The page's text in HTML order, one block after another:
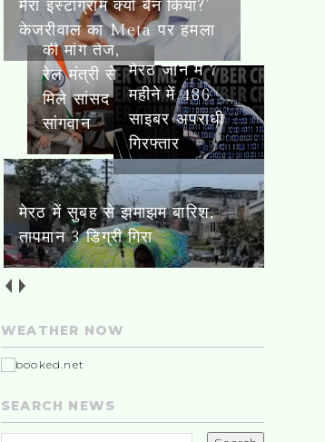
केजरीवाल का Meta पर हमला
नई रेल लाइन
की मांग तेज,
रेल मंत्री से
मिले सांसद
सांगवान
मेरठ जोन में 7
महीने में 486
साइबर
अपराधी
गिरफ्तार
मेरठ में सुबह से झमाझम बारिश,
तापमान 3 डिग्री गिरा
WEATHER NOW
SEARCH NEWS